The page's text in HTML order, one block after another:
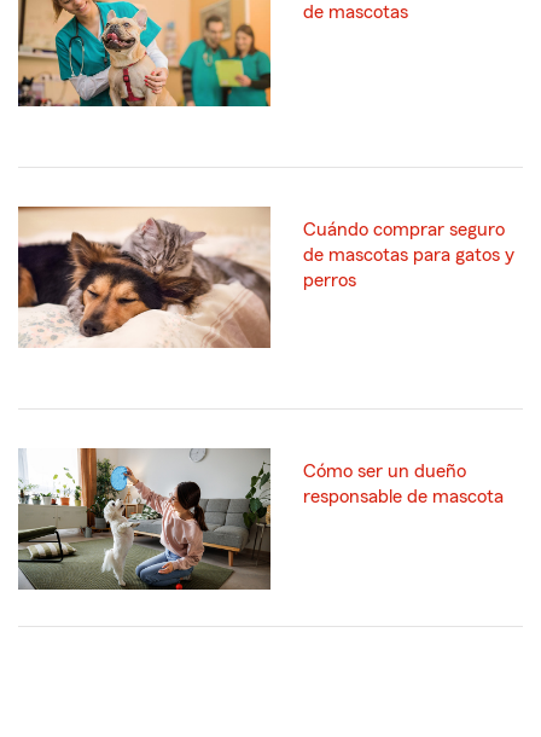
de mascotas
Cuándo comprar seguro
de mascotas para gatos y
perros
Cómo ser un dueño
responsable de mascota